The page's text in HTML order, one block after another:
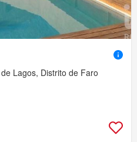
Lagos, Distrito de Faro